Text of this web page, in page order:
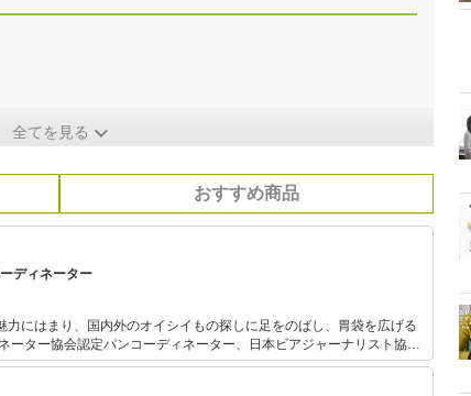
全てを見る
おすすめ商品
ディネーター
力にはまり、国内外のオイシイもの探しに足をのばし、胃袋を広げる
日本ビアジャーナリスト協会HP、雑誌『ビール王国』（ワイン王
を紹介するe-MOOK『ビールがわかる本』（宝島社）、ビアエンタ